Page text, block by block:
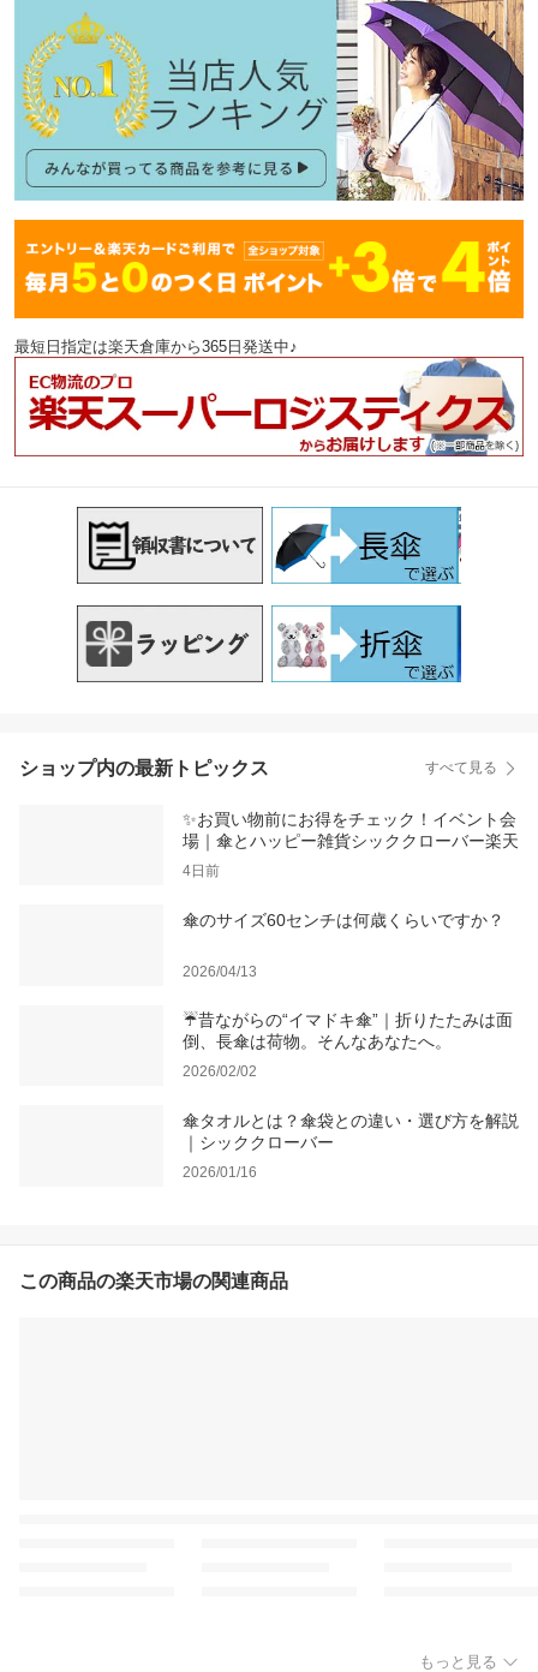
最短日指定は楽天倉庫から365日発送中♪
ショップ内の最新トピックス すべて見る
✨お買い物前にお得をチェック！イベント会
場｜傘とハッピー雑貨シッククローバー楽天
4日前
傘のサイズ60センチは何歳くらいですか？
2026/04/13
☔昔ながらの“イマドキ傘”｜折りたたみは面
倒、長傘は荷物。そんなあなたへ。
2026/02/02
傘タオルとは？傘袋との違い・選び方を解説
｜シッククローバー
2026/01/16
この商品の楽天市場の関連商品
もっと見る